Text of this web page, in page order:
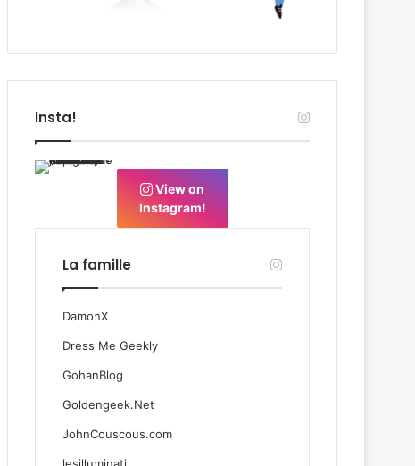
Insta!
View on
Instagram!
La famille
DamonX
Dress Me Geekly
GohanBlog
Goldengeek.Net
JohnCouscous.com